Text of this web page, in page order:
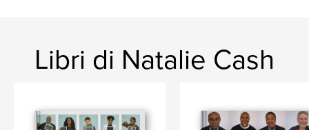
Libri di Natalie Cash